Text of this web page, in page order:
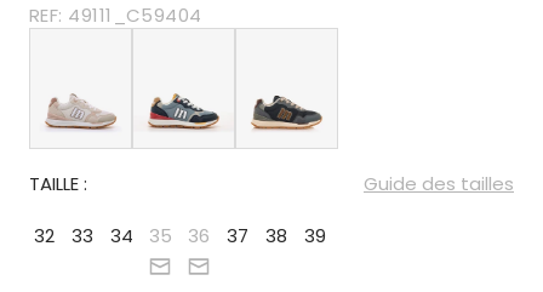
REF: 49111_C59404
TAILLE : Guide des tailles
32 33 34 35 36 37 38 39